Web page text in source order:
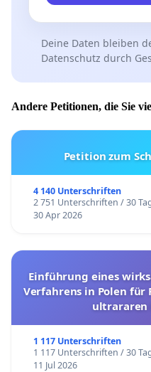
Deine Daten bleiben
Datenschutz durch
Andere Petitionen, die Sie
Petition zum
4 140 Unterschriften
2 751 Unterschriften / 30
30 Apr 2026
Einführung eines
Verfahrens in Polen
ultrararen
1 117 Unterschriften
1 117 Unterschriften / 30
11 Jul 2026